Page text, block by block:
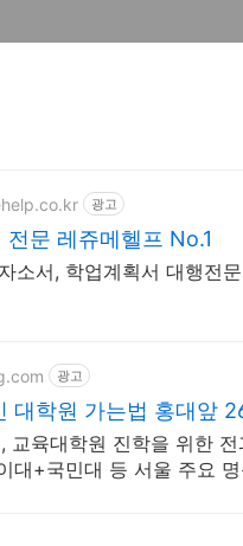
광고
전문 레쥬메헬프 No.1
소서, 학업계획서 대행전
광고
대학원 가는법 홍대앞
교육대학원 진학을 위한
대+국민대 등 서울 주요